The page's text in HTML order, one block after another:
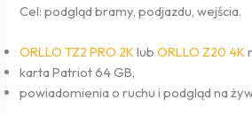
Cel: podgląd bramy, podjazdu, wejścia.
ORLLO TZ2 PRO 2KlubORLLO Z20 4K
karta Patriot 64 GB,
powiadomienia o ruchu i podgląd na